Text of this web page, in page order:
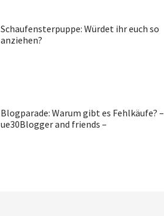
Schaufensterpuppe: Würdet ihr euch so
anziehen?
Blogparade: Warum gibt es Fehlkäufe? –
ue30Blogger and friends –